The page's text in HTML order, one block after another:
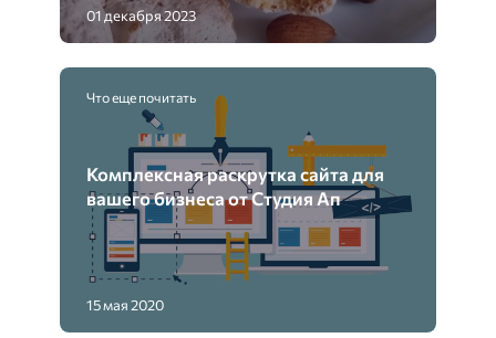
01 декабря 2023
Что еще почитать
Комплексная раскрутка сайта для
вашего бизнеса от Студия Ап
15 мая 2020